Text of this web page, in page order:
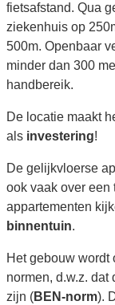
fietsafstand. Qua
ziekenhuis op
500m. Openbaar
minder dan 300
handbereik.
De locatie maakt
als investering!
De gelijkvloerse
ook vaak over een
appartementen
binnentuin.
Het gebouw wordt
normen, d.w.z. dat
zijn (BEN-norm).